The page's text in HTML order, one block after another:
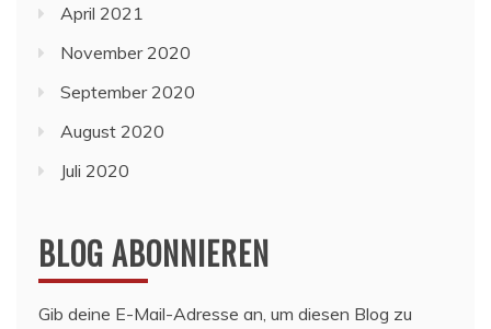
April 2021
November 2020
September 2020
August 2020
Juli 2020
BLOG ABONNIEREN
Gib deine E-Mail-Adresse an, um diesen Blog zu